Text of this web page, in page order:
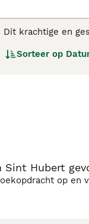
krachtige en
een korte,
tijd
loyale en
Sorteer op
Sint Hubert
op en